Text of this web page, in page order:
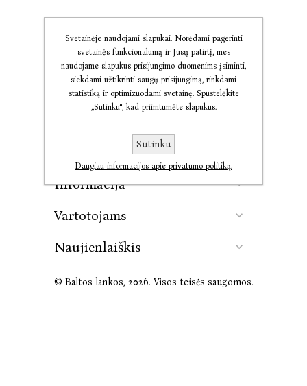
Informacija
Vartotojams
Naujienlaiškis
© Baltos lankos, 2026. Visos teisės saugomos.
Svetainėje naudojami slapukai. Norėdami pagerinti
svetainės funkcionalumą ir Jūsų patirtį, mes
naudojame slapukus prisijungimo duomenims įsiminti,
siekdami užtikrinti saugų prisijungimą, rinkdami
statistiką ir optimizuodami svetainę. Spustelėkite
„Sutinku“, kad priimtumėte slapukus.
Sutinku
Daugiau informacijos apie privatumo politiką.